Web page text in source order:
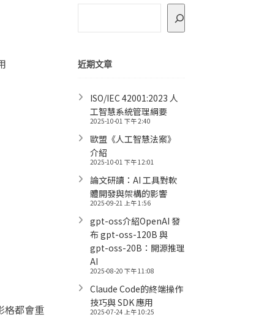
格都會重
近期文章
ISO/IEC 42001:2023 人
工智慧系統管理綱要
2025-10-01 下午 2:40
歐盟《人工智慧法案》
介紹
2025-10-01 下午 12:01
論文研讀：AI 工具對軟
體開發與架構的影響
2025-09-21 上午 1:56
gpt-oss介紹OpenAI 發
布 gpt-oss-120B 與
gpt-oss-20B：開源推理
AI
2025-08-20 下午 11:08
Claude Code的終端操作
技巧與 SDK 應用
2025-07-24 上午 10:25